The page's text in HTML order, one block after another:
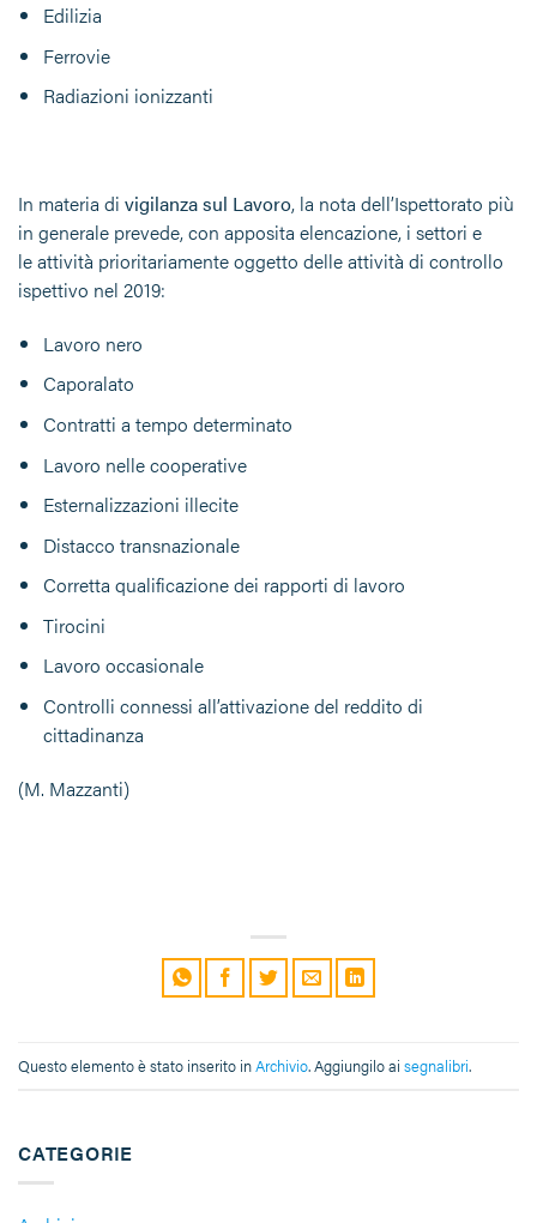
CATEGORIE
Edilizia
Ferrovie
Radiazioni ionizzanti
In materia di vigilanza sul Lavoro, la nota dell’Ispettorato più
in generale prevede, con apposita elencazione, i settori e
le attività prioritariamente oggetto delle attività di controllo
ispettivo nel 2019:
Lavoro nero
Caporalato
Contratti a tempo determinato
Lavoro nelle cooperative
Esternalizzazioni illecite
Distacco transnazionale
Corretta qualificazione dei rapporti di lavoro
Tirocini
Lavoro occasionale
Controlli connessi all’attivazione del reddito di
cittadinanza
(M. Mazzanti)
Questo elemento è stato inserito inArchivio. Aggiungilo ai segnalibri.